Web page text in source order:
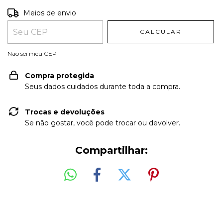
Entregas para o CEP:
Meios de envio
CALCULAR
Não sei meu CEP
Compra protegida
Seus dados cuidados durante toda a compra.
Trocas e devoluções
Se não gostar, você pode trocar ou devolver.
Compartilhar: